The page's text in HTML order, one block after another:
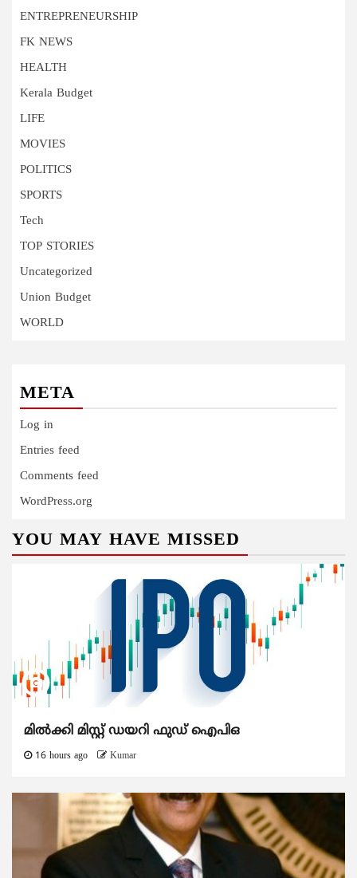
ENTREPRENEURSHIP
FK NEWS
HEALTH
Kerala Budget
LIFE
MOVIES
POLITICS
SPORTS
Tech
TOP STORIES
Uncategorized
Union Budget
WORLD
META
Log in
Entries feed
Comments feed
WordPress.org
YOU MAY HAVE MISSED
മിൽക്കി മിസ്റ്റ് ഡയറി ഫുഡ് ഐപിഒ
16 hours ago Kumar